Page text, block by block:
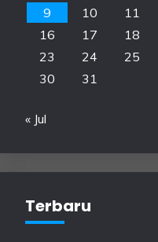
9
10 11
16
17 18
23
24 25
30
31
« Jul
Terbaru